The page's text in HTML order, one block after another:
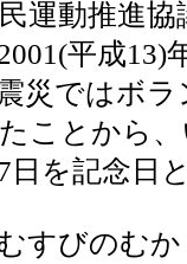
運動推進協
平成13)
災ではボラ
ことから
日を記念日
びのむ